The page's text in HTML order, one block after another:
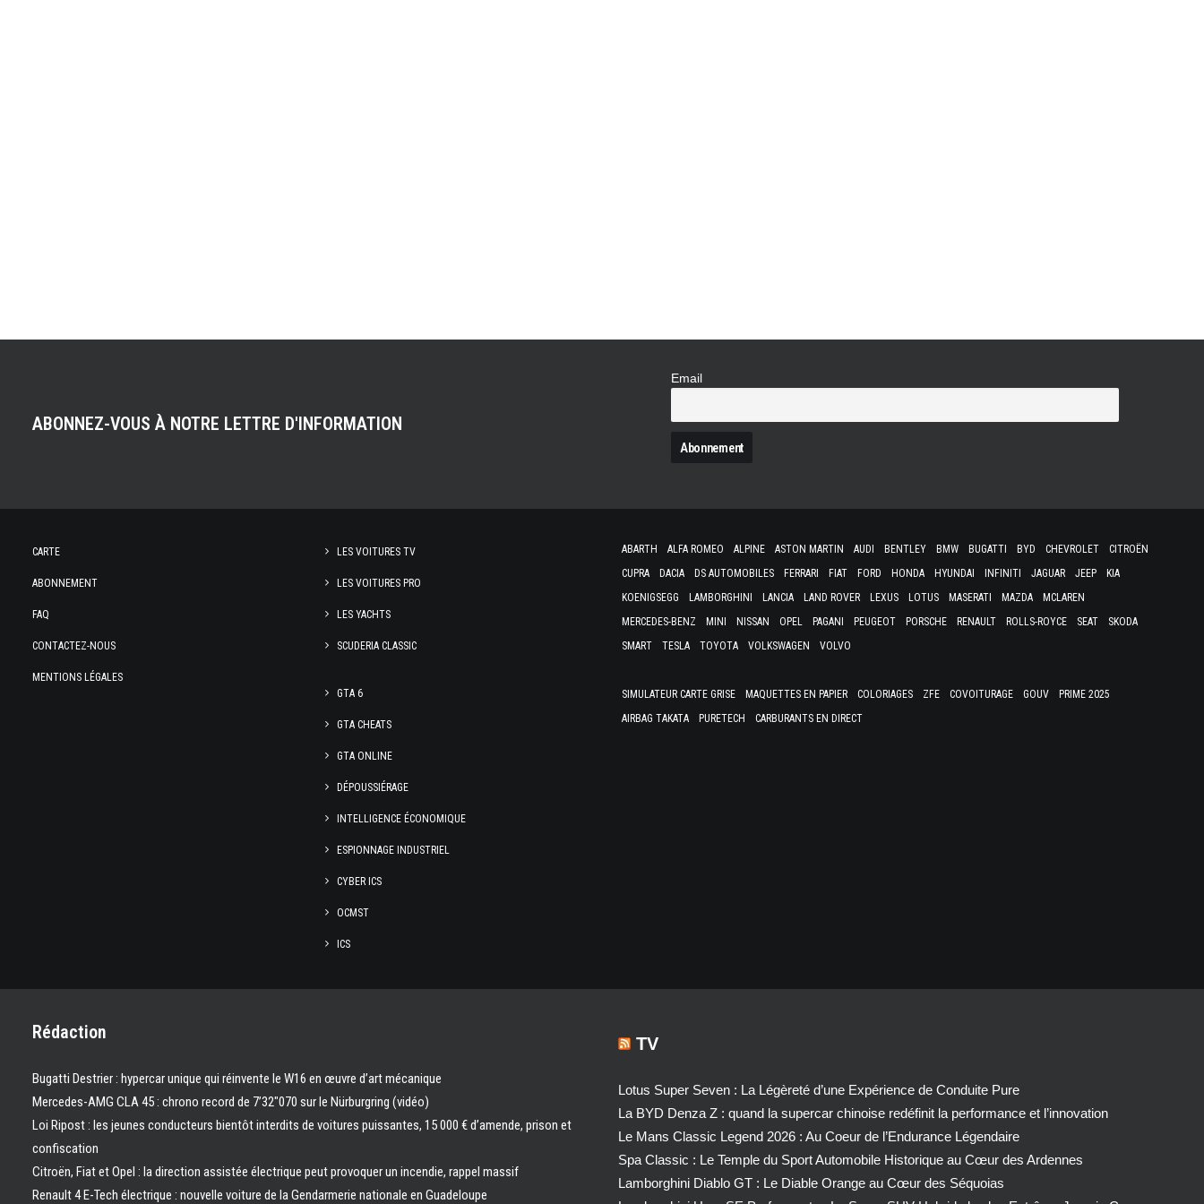
ABONNEZ-VOUS À NOTRE LETTRE D'INFORMATION
Email
CARTE
ABONNEMENT
FAQ
CONTACTEZ-NOUS
MENTIONS LÉGALES
LES VOITURES TV
LES VOITURES PRO
LES YACHTS
SCUDERIA CLASSIC
GTA 6
GTA CHEATS
GTA ONLINE
DÉPOUSSIÉRAGE
INTELLIGENCE ÉCONOMIQUE
ESPIONNAGE INDUSTRIEL
CYBER ICS
OCMST
ICS
ABARTH ALFA ROMEO ALPINE ASTON MARTIN AUDI BENTLEY BMW BUGATTI BYD CHEVROLET
CITROËN
CUPRA
DACIA DS AUTOMOBILES FERRARI FIAT FORD HONDA HYUNDAI INFINITI JAGUAR JEEP
KIA
KOENIGSEGG
LAMBORGHINI LANCIA LAND ROVER LEXUS LOTUS MASERATI MAZDA
MCLAREN
MERCEDES-BENZ
MINI NISSAN OPEL PAGANI PEUGEOT PORSCHE RENAULT ROLLS-ROYCE SEAT
SKODA
SMART
TESLA TOYOTA VOLKSWAGEN VOLVO
SIMULATEUR CARTE GRISE MAQUETTES EN PAPIER COLORIAGES ZFE COVOITURAGE GOUV
PRIME 2025
AIRBAG TAKATA
PURETECH CARBURANTS EN DIRECT
Rédaction
Bugatti Destrier : hypercar unique qui réinvente le W16 en œuvre d’art mécanique
Mercedes-AMG CLA 45 : chrono record de 7’32″070 sur le Nürburgring (vidéo)
Loi Ripost : les jeunes conducteurs bientôt interdits de voitures puissantes, 15 000 € d’amende, prison et
confiscation
Citroën, Fiat et Opel : la direction assistée électrique peut provoquer un incendie, rappel massif
Renault 4 E-Tech électrique : nouvelle voiture de la Gendarmerie nationale en Guadeloupe
TV
Lotus Super Seven : La Légèreté d’une Expérience de Conduite Pure
La BYD Denza Z : quand la supercar chinoise redéfinit la performance et l’innovation
Le Mans Classic Legend 2026 : Au Coeur de l’Endurance Légendaire
Spa Classic : Le Temple du Sport Automobile Historique au Cœur des Ardennes
Lamborghini Diablo GT : Le Diable Orange au Cœur des Séquoias